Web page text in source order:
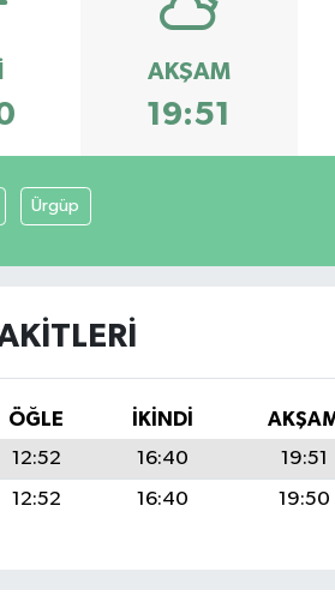
AKŞAM
19:51
Ürgüp
ÖĞLE İKINDI
12:52 16:40 19:51
12:52 16:40 19:50